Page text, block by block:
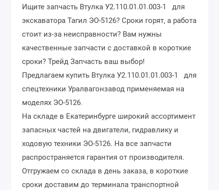
Ищите запчасть Втулка У2.110.01.01.003-1 для
экскаватора Тагил ЭО-5126? Сроки горят, а работа
стоит из-за неисправности? Вам нужны
качественные запчасти с доставкой в короткие
сроки? Трейд Запчасть ваш выбор!
Предлагаем купить Втулка У2.110.01.01.003-1 для
спецтехники Уралвагонзавод применяемая на
моделях ЭО-5126.
На складе в Екатеринбурге широкий ассортимент
запасных частей на двигатели, гидравлику и
ходовую техники ЭО-5126. На все запчасти
распространяется гарантия от производителя.
Отгружаем со склада в день заказа, в короткие
сроки доставим до терминала транспортной